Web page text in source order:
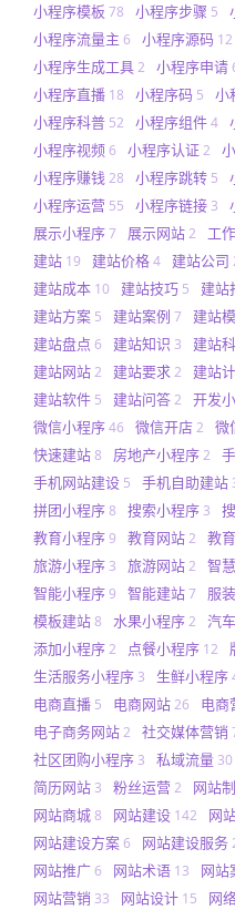
小程序模板 78 小程序步骤 5
小程序流量主 6 小程序源码 12
小程序生成工具2 小程序申请
小程序直播 18 小程序码 5 小
小程序科普 52 小程序组件4
小程序视频6 小程序认证2
小程序赚钱28 小程序跳转 5
小程序运营 55 小程序链接 3
展示小程序7 展示网站2 工
建站 19 建站价格4 建站公司
建站成本 10 建站技巧 5 建站
建站方案 5 建站案例 7 建站
建站盘点 6 建站知识 3 建站
建站网站2 建站要求2 建站
建站软件 5 建站问答2 开发
微信小程序46 微信开店2 微
快速建站8 房地产小程序2
手机网站建设 5 手机自助建站
拼团小程序8 搜索小程序 3
教育小程序9 教育网站2 教
旅游小程序 3 旅游网站2 智
智能小程序9 智能建站7 服
模板建站8 水果小程序2 汽
添加小程序2 点餐小程序 12
生活服务小程序 3 生鲜小程序
电商直播 5 电商网站26 电商
电子商务网站2 社交媒体营销
社区团购小程序 3 私域流量 30
简历网站 3 粉丝运营2 网站
网站商城8 网站建设 142 网
网站建设方案6 网站建设服务
网站推广6 网站术语 13 网站
网站营销 33 网站设计 15 网